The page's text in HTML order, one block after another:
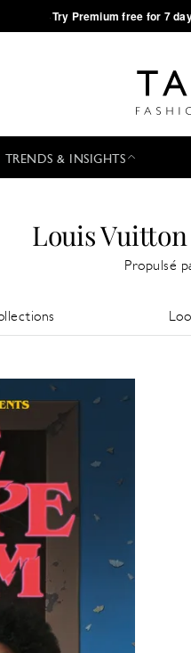
·Try Premium free for 7
TRENDS & INSIGHTS
Louis
Propulsé